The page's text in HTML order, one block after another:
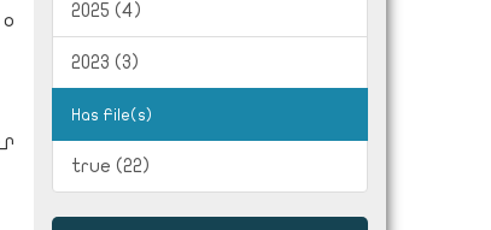
ه
ى
2025 (4)
2023 (3)
Has File(s)
true (22)